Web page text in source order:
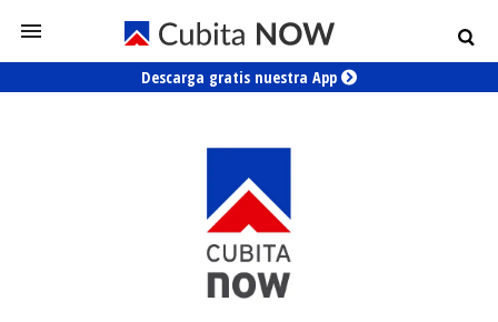
Descarga gratis nuestra App